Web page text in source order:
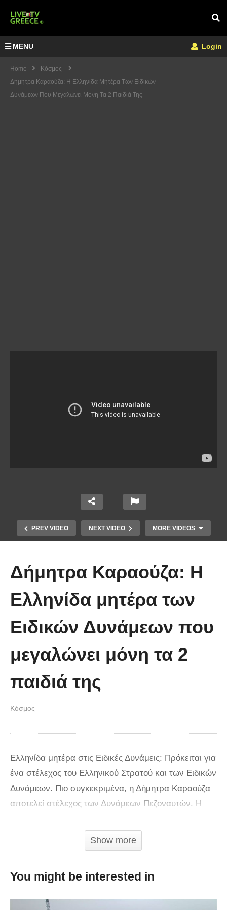
MENU Login
Home
Κόσμος
Δήμητρα Καραούζα: Η Ελληνίδα Μητέρα Των Ειδικών
Δυνάμεων Που Μεγαλώνει Μόνη Τα 2 Παιδιά Της
PREV VIDEO NEXT VIDEO MORE VIDEOS
Οι 5 Γιατροί Κρύφτηκαν πίσω από
όταν έπεσε απλά ΔΕΝ περιγράφεται!
Δήμητρα Καραούζα: Η
Ελληνίδα μητέρα των
Ειδικών Δυνάμεων που
μεγαλώνει μόνη τα 2
παιδιά της
Κόσμος
Ελληνίδα μητέρα στις Ειδικές Δυνάμεις: Πρόκειται για
ένα στέλεχος του Ελληνικού Στρατού και των Ειδικών
Δυνάμεων. Πιο συγκεκριμένα, η Δήμητρα Καραούζα
αποτελεί στέλεχος των Δυνάμεων Πεζοναυτών. Η
αφοσιωθεί στο καθήκον της, καθώς και στο
μεγάλωμα των δύο παιδιών της. Επιπλέον, είναι
υπερήφανη για τη χώρα της, καθώς και για τα δύο
Show more
You might be interested in